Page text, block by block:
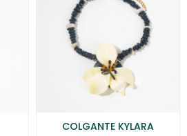
COLGANTE KYLARA